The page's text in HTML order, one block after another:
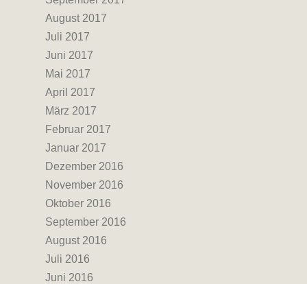
August 2017
Juli 2017
Juni 2017
Mai 2017
April 2017
März 2017
Februar 2017
Januar 2017
Dezember 2016
November 2016
Oktober 2016
September 2016
August 2016
Juli 2016
Juni 2016